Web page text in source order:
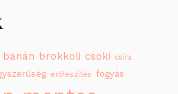
banán brokkoli csoki csíra
erőfeszítés fogyás